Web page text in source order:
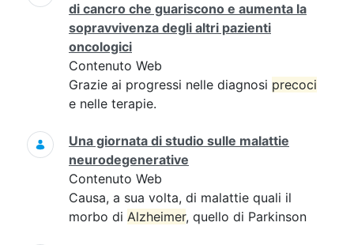
di cancro che guariscono e aumenta la
sopravvivenza degli altri pazienti
oncologici
Contenuto Web
Grazie ai progressi nelle diagnosi precoci
e nelle terapie.
Una giornata di studio sulle malattie
neurodegenerative
Contenuto Web
Causa, a sua volta, di malattie quali il
morbo di Alzheimer, quello di Parkinson